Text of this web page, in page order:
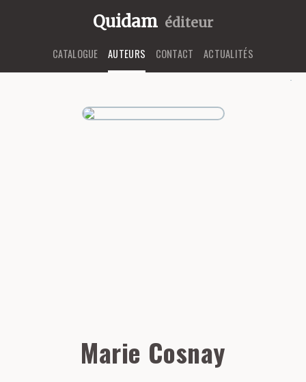
Quidam éditeur
CATALOGUE AUTEURS CONTACT ACTUALITÉS
Marie Cosnay